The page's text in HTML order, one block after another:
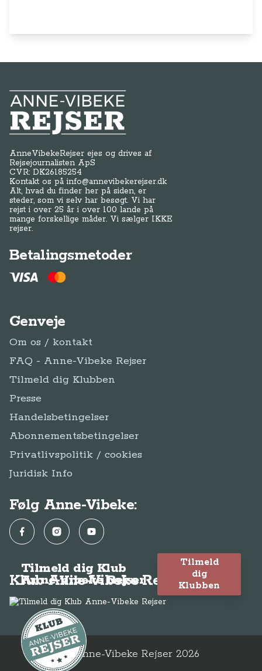
Anne-Vibeke Rejser
AnneVibekeRejser ejes og drives af
Rejsejournalisten ApS
CVR: DK26185254
Kontakt os påinfo@annevibekerejser.dk
Alt, hvad du finder her på siden, er
steder, som vi selv har besøgt. Vi har
rejst i over 25 år i over 100 lande på
mange forskellige måder. Vi sælger IKKE
rejser.
Betalingsmetoder
Genveje
Om os / kontakt
FAQ - Anne-Vibeke Rejser
Tilmeld dig Klubben
Presse
Handelsbetingelser
Abonnementsbetingelser
Privatlivspolitik / cookies
Juridisk Info
Følg Anne-Vibeke:
FacebookInstagramYouTube
Klub Anne-Vibeke Rejser
Tilmeld dig Klub
Anne-Vibeke Rejser
Tilmeld
dig
Klubben
© Anne-Vibeke Rejser 2026